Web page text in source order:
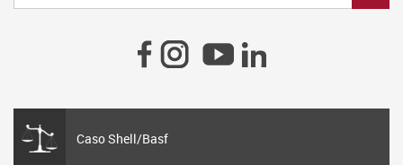
Caso Shell/Basf